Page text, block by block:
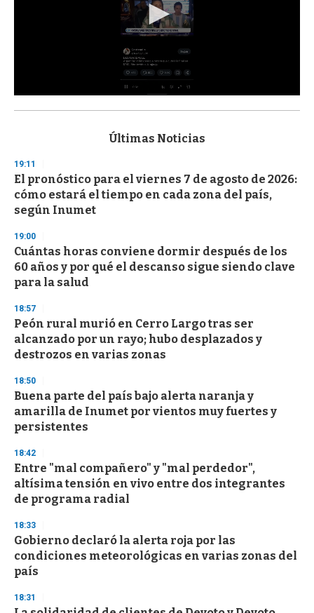
s
d
s
o
f
3
s
e
c
o
n
d
Últimas Noticias
19:11
El pronóstico para el viernes 7 de agosto de 2026:
cómo estará el tiempo en cada zona del país,
según Inumet
19:00
Cuántas horas conviene dormir después de los
60 años y por qué el descanso sigue siendo clave
para la salud
18:57
Peón rural murió en Cerro Largo tras ser
alcanzado por un rayo; hubo desplazados y
destrozos en varias zonas
18:50
Buena parte del país bajo alerta naranja y
amarilla de Inumet por vientos muy fuertes y
persistentes
18:42
Entre "mal compañero" y "mal perdedor",
altísima tensión en vivo entre dos integrantes
de programa radial
18:33
Gobierno declaró la alerta roja por las
condiciones meteorológicas en varias zonas del
país
18:31